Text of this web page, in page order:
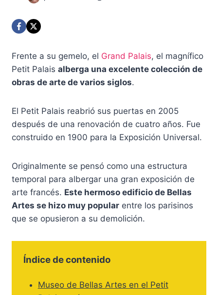
Frente a su gemelo, el Grand Palais, el magnífico
Petit Palais alberga una excelente colección de
obras de arte de varios siglos.
El Petit Palais reabrió sus puertas en 2005
después de una renovación de cuatro años. Fue
construido en 1900 para la Exposición Universal.
Originalmente se pensó como una estructura
temporal para albergar una gran exposición de
arte francés. Este hermoso edificio de Bellas
Artes se hizo muy popular entre los parisinos
que se opusieron a su demolición.
Índice de contenido
Museo de Bellas Artes en el Petit